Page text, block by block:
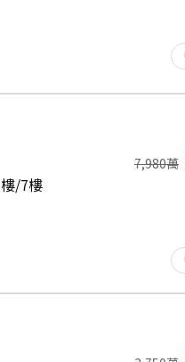
樓/7樓
7,980萬